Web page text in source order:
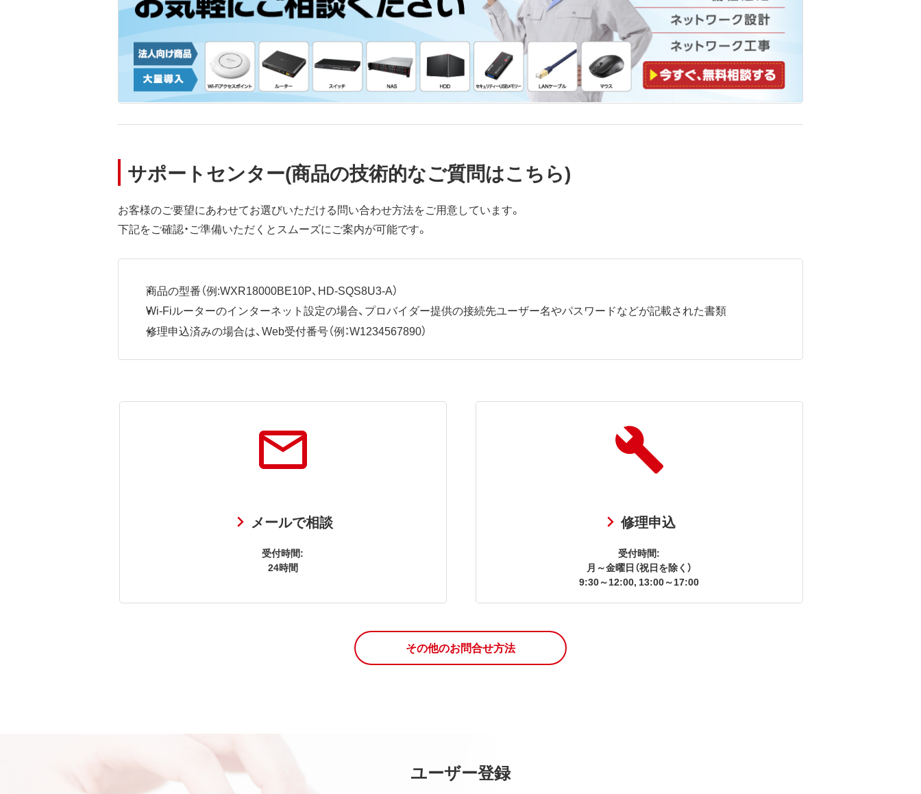
サポートセンター(商品の技術的なご質問はこちら)
お客様のご要望にあわせてお選びいただける問い合わせ方法をご用意しています。
下記をご確認・ご準備いただくとスムーズにご案内が可能です。
商品の型番（例:WXR18000BE10P、HD-SQS8U3-A）
Wi-Fiルーターのインターネット設定の場合、プロバイダー提供の接続先ユーザー名やパスワードなどが記載された書類
修理申込済みの場合は、Web受付番号（例：W1234567890）
メールで相談
受付時間:
24時間
修理申込
受付時間:
月～金曜日（祝日を除く）
9:30～12:00, 13:00～17:00
その他のお問合せ方法
ユーザー登録